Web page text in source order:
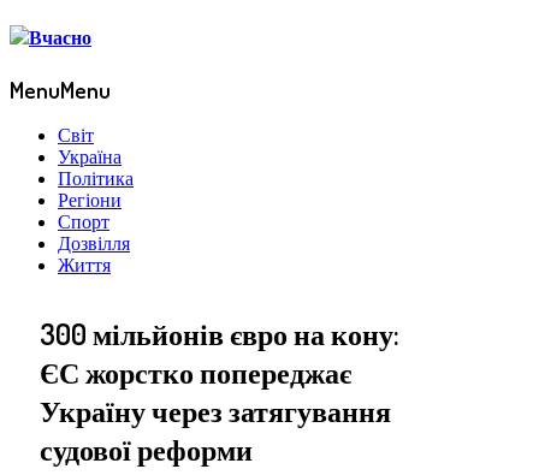
MenuMenu
Світ
Україна
Політика
Регіони
Спорт
Дозвілля
Життя
300 мільйонів євро на кону:
ЄС жорстко попереджає
Україну через затягування
судової реформи